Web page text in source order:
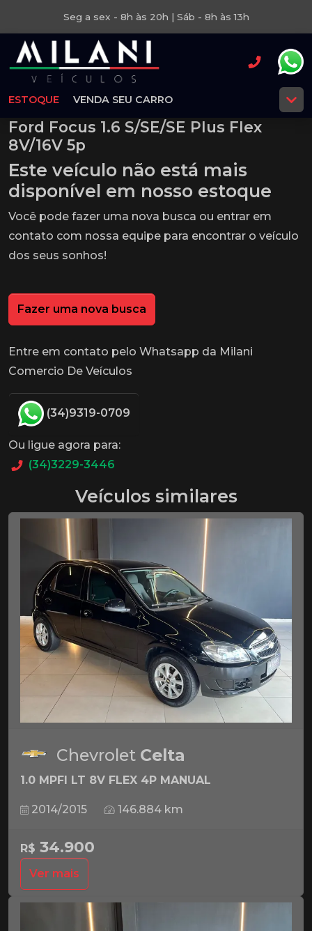
Seg a sex - 8h às 20h | Sáb - 8h às 13h
ESTOQUE VENDA SEU CARRO
Ford Focus 1.6 S/SE/SE Plus Flex
8V/16V 5p
Este veículo não está mais
disponível em nosso estoque
Você pode fazer uma nova busca ou entrar em
contato com nossa equipe para encontrar o veículo
dos seus sonhos!
Fazer uma nova busca
Entre em contato pelo Whatsapp da Milani
Comercio De Veículos
(34)9319-0709
Ou ligue agora para:
(34)3229-3446
Veículos similares
Chevrolet Celta
1.0 MPFI LT 8V FLEX 4P MANUAL
2014/2015 146.884 km
R$ 34.900
Ver mais